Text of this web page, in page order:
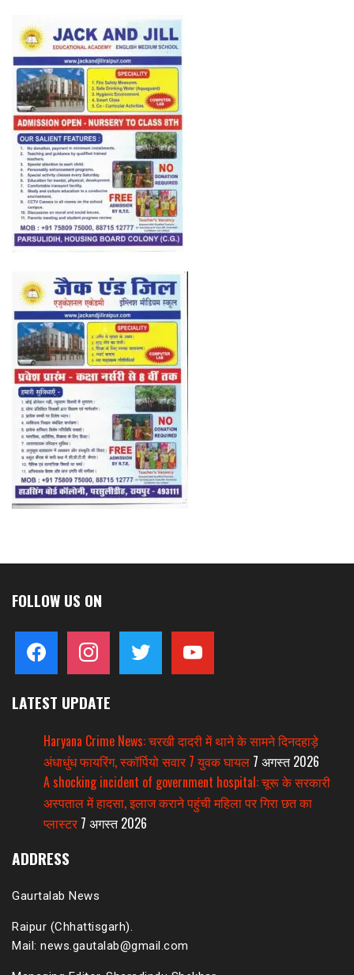
FOLLOW US ON
facebook instagram twitter
LATEST UPDATE
Haryana Crime News: चरखी दादरी में थाने के सामने दिनदहाड़े
अंधाधुंध फायरिंग, स्कॉर्पियो सवार 7 युवक घायल 7 अगस्त 2026
A shocking incident of government hospital: चूरू के सरकारी
अस्पताल में हादसा, इलाज कराने पहुंची महिला पर गिरा छत का
प्लास्टर 7 अगस्त 2026
ADDRESS
Gaurtalab News
Raipur (Chhattisgarh).
Mail: news.gautalab@gmail.com